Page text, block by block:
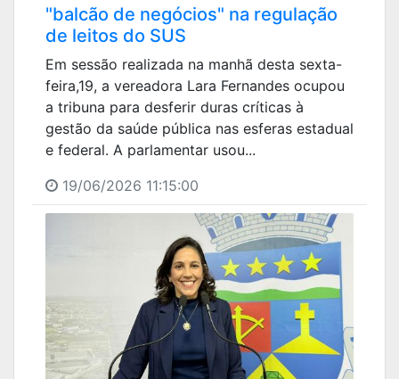
"balcão de negócios" na regulação
de leitos do SUS
Em sessão realizada na manhã desta sexta-
feira,19, a vereadora Lara Fernandes ocupou
a tribuna para desferir duras críticas à
gestão da saúde pública nas esferas estadual
e federal. A parlamentar usou...
19/06/2026 11:15:00